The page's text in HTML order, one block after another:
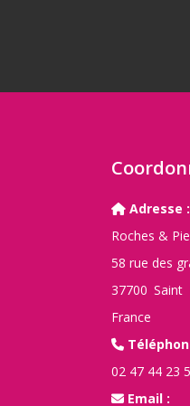
Adresse :
Roches &
58 rue des
37700 Saint
France
02 47 44 23
Email :